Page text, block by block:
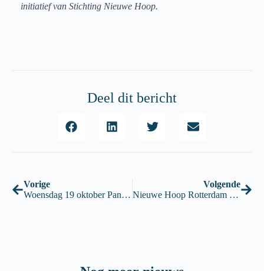
initiatief van Stichting Nieuwe Hoop.
Deel dit bericht
Vorige
Woensdag 19 oktober Pannenkoeken in de Kringloopwinkel
Volgende
Nieuwe Hoop Rotterdam wordt Kringloop Bonnefooi